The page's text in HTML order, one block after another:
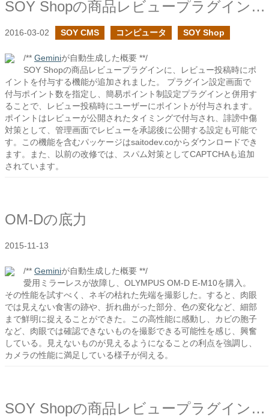
SOY Shopの商品レビュープラグインでレビュー投稿時にポイントを付与
2016-03-02 SOY CMS コンピュータ SOY Shop
/** Geminiが自動生成した概要 **/
SOY Shopの商品レビュープラグインに、レビュー投稿時にポ
イントを付与する機能が追加されました。 プラグイン設定画面で
付与ポイント数を指定し、簡易ポイント制設定プラグインと併用す
ることで、レビュー投稿時にユーザーにポイントが付与されます。
ポイントはレビューが公開されたタイミングで付与され、誹謗中傷
対策として、管理画面でレビューを承認後に公開する設定も可能で
す。この機能を含むパッケージはsaitodev.coからダウンロードでき
ます。また、以前の改修では、スパム対策としてCAPTCHAも追加
されています。
OM-Dの底力
2015-11-13
/** Geminiが自動生成した概要 **/
愛用ミラーレスが故障し、OLYMPUS OM-D E-M10を購入。
その性能を試すべく、ネギの枯れた先端を撮影した。すると、肉眼
では見えない食害の跡や、折れ曲がった部分、色の変化など、細部
まで鮮明に捉えることができた。この高性能に感動し、カビの胞子
など、肉眼では確認できないものを撮影できる可能性を感じ、興奮
している。見えないものが見えるようになることの利点を強調し、
カメラの性能に満足している様子が伺える。
SOY Shopの商品レビュープラグインにCAPTCHAを追加